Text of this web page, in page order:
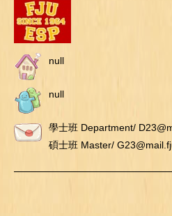
null
null
學士班 Department/
碩士班 Master/